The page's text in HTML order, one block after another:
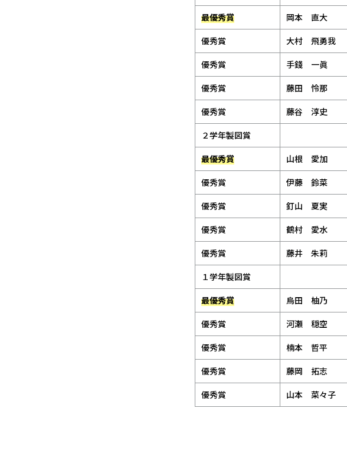
最優秀賞
岡本 直大
優秀賞
大村 飛勇我
優秀賞
手錢 一眞
優秀賞
藤田 怜那
優秀賞
藤谷 淳史
２学年製図賞
最優秀賞
山根 愛加
優秀賞
伊藤 鈴菜
優秀賞
釘山 夏実
優秀賞
鶴村 愛水
優秀賞
藤井 朱莉
１学年製図賞
最優秀賞
烏田 柚乃
優秀賞
河瀬 穏空
優秀賞
楠本 哲平
優秀賞
藤岡 拓志
優秀賞
山本 菜々子